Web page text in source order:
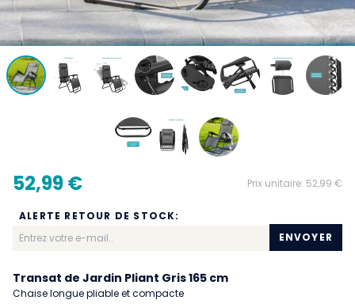
52,99 € Prix unitaire: 52,99 €
ALERTE RETOUR DE STOCK:
ENVOYER
Transat de Jardin Pliant Gris 165 cm
Chaise longue pliable et compacte